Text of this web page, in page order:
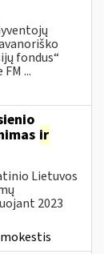
fondus“
...
ir
Lietuvos
2023